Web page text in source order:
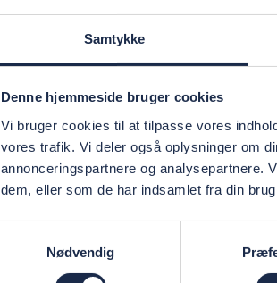
Samtykke
Denne hjemmeside bruger cookies
Vi bruger cookies til at tilpasse vores
vores trafik. Vi deler også oplysninger om
annonceringspartnere og analysepartnere.
dem, eller som de har indsamlet fra din
Nødvendig